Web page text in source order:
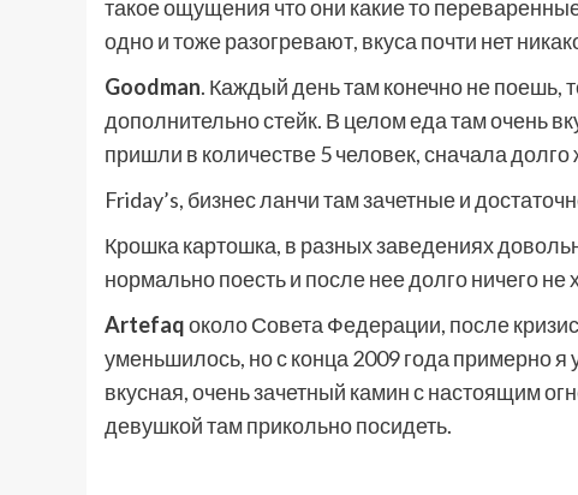
такое ощущения что они какие то
одно и тоже разогревают, вкуса почти нет
Goodman. Каждый день там конечно не поешь,
дополнительно стейк. В целом еда там очень
пришли в количестве 5 человек, сначала
Friday’s, бизнес ланчи там зачетные и
Крошка картошка, в разных заведениях
нормально поесть и после нее долго ничего не
Artefaqоколо Совета Федерации, после
уменьшилось, но с конца 2009 года примерно я
вкусная, очень зачетный камин с настоящим
девушкой там прикольно посидеть.